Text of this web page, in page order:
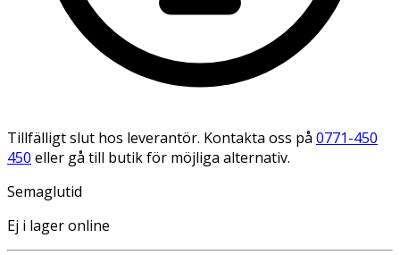
Tillfälligt slut hos leverantör. Kontakta oss på 0771-450
450 eller gå till butik för möjliga alternativ.
Semaglutid
Ej i lager online